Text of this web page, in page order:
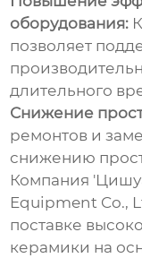
оборудования:
позволяет
длительного
Снижение
ремонтов и
снижению
Компания
Equipment Co.,
поставке
керамики на